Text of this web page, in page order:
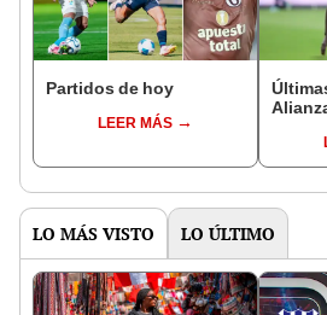
Partidos de hoy
LEER MÁS
LO MÁS VISTO LO ÚLTIMO